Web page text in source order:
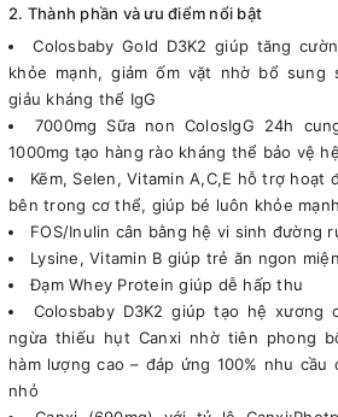
2. Thành phần và ưu điểm nổi bật
Colosbaby Gold D3K2 giúp tăng
khỏe mạnh, giảm ốm vặt nhờ bổ sung
giảu kháng thể IgG
7000mg Sữa non ColosIgG 24h
1000mg tạo hàng rào kháng thể bảo vệ
Kẽm, Selen, Vitamin A,C,E hỗ trợ hoạt
bên trong cơ thể, giúp bé luôn khỏe mạnh
FOS/Inulin cân bằng hệ vi sinh đường
Lysine, Vitamin B giúp trẻ ăn ngon
Đạm Whey Protein giúp dễ hấp thu
Colosbaby D3K2 giúp tạo hệ xương
ngừa thiếu hụt Canxi nhờ tiên phong
hàm lượng cao – đáp ứng 100% nhu
nhỏ